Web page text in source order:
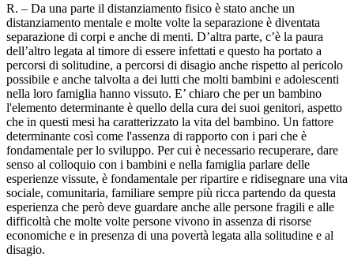
R. – Da una parte il distanziamento fisico è stato anche un
distanziamento mentale e molte volte la separazione è diventata
separazione di corpi e anche di menti. D’altra parte, c’è la paura
dell’altro legata al timore di essere infettati e questo ha portato a
percorsi di solitudine, a percorsi di disagio anche rispetto al pericolo
possibile e anche talvolta a dei lutti che molti bambini e adolescenti
nella loro famiglia hanno vissuto. E’ chiaro che per un bambino
l'elemento determinante è quello della cura dei suoi genitori, aspetto
che in questi mesi ha caratterizzato la vita del bambino. Un fattore
determinante così come l'assenza di rapporto con i pari che è
fondamentale per lo sviluppo. Per cui è necessario recuperare, dare
senso al colloquio con i bambini e nella famiglia parlare delle
esperienze vissute, è fondamentale per ripartire e ridisegnare una vita
sociale, comunitaria, familiare sempre più ricca partendo da questa
esperienza che però deve guardare anche alle persone fragili e alle
difficoltà che molte volte persone vivono in assenza di risorse
economiche e in presenza di una povertà legata alla solitudine e al
disagio.